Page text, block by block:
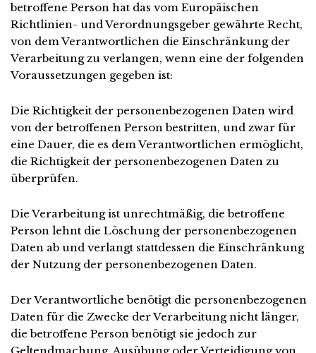
betroffene Person hat das vom Europäischen
Richtlinien- und Verordnungsgeber gewährte Recht,
von dem Verantwortlichen die Einschränkung der
Verarbeitung zu verlangen, wenn eine der folgenden
Voraussetzungen gegeben ist:
Die Richtigkeit der personenbezogenen Daten wird
von der betroffenen Person bestritten, und zwar für
eine Dauer, die es dem Verantwortlichen ermöglicht,
die Richtigkeit der personenbezogenen Daten zu
überprüfen.
Die Verarbeitung ist unrechtmäßig, die betroffene
Person lehnt die Löschung der personenbezogenen
Daten ab und verlangt stattdessen die Einschränkung
der Nutzung der personenbezogenen Daten.
Der Verantwortliche benötigt die personenbezogenen
Daten für die Zwecke der Verarbeitung nicht länger,
die betroffene Person benötigt sie jedoch zur